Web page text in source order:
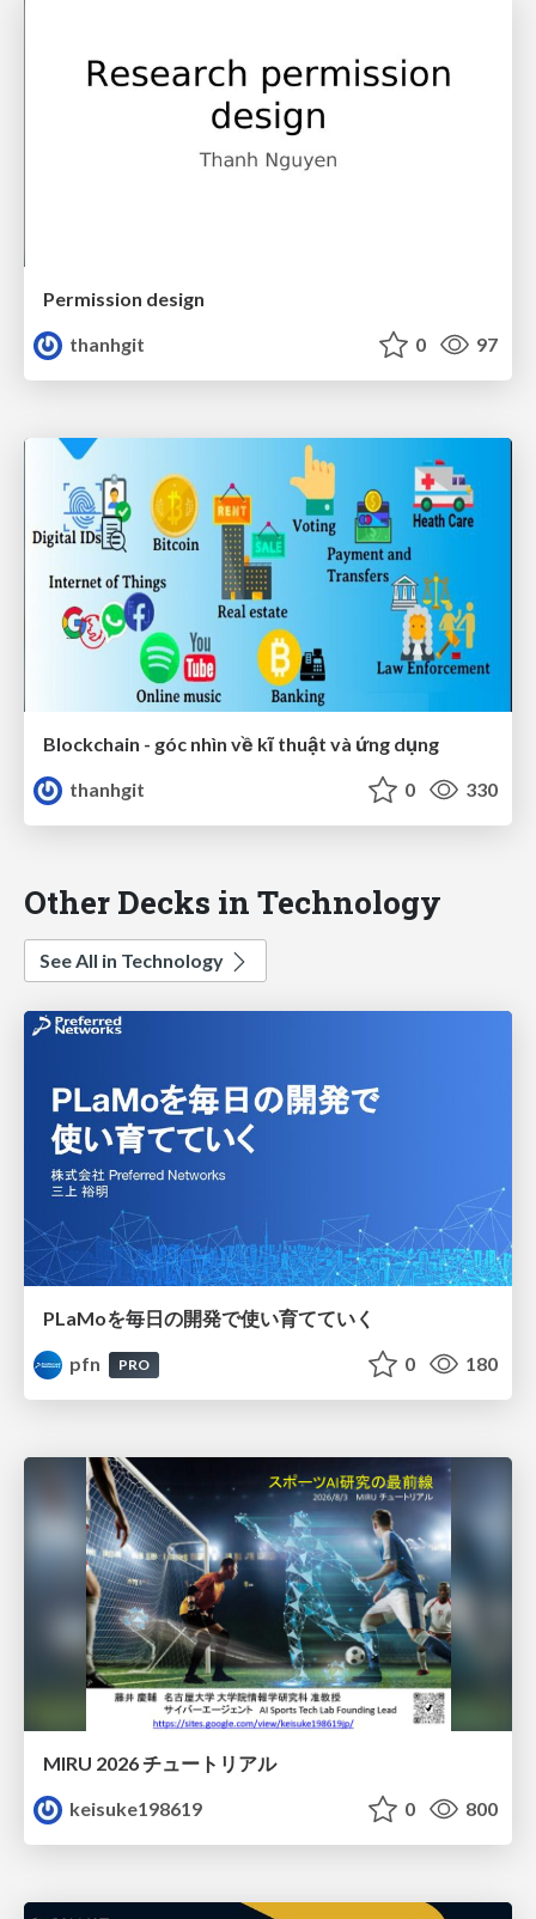
Permission design
thanhgit
0 97
Blockchain - góc nhìn về kĩ thuật và ứng dụng
thanhgit
0 330
Other Decks in Technology
See All in Technology
PLaMoを毎日の開発で使い育てていく
pfn
PRO 0 180
MIRU 2026 チュートリアル
keisuke198619
0 800